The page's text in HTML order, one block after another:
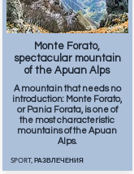
апр. 2 min
71
Monte Forato,
spectacular mountain
of the Apuan Alps
A mountain that needs no
introduction: Monte Forato,
or Pania Forata, is one of
the most characteristic
mountains of the Apuan
Alps.
SPORT, РАЗВЛЕЧЕНИЯ